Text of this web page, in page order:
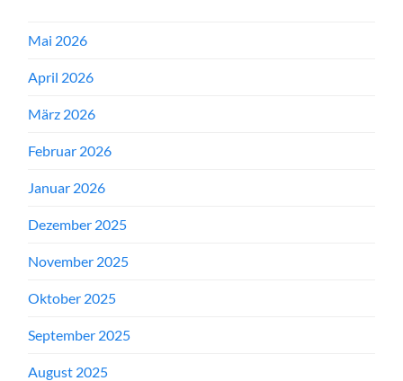
Mai 2026
April 2026
März 2026
Februar 2026
Januar 2026
Dezember 2025
November 2025
Oktober 2025
September 2025
August 2025